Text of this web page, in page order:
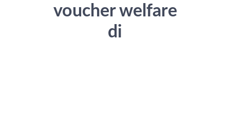
voucher welfare
di